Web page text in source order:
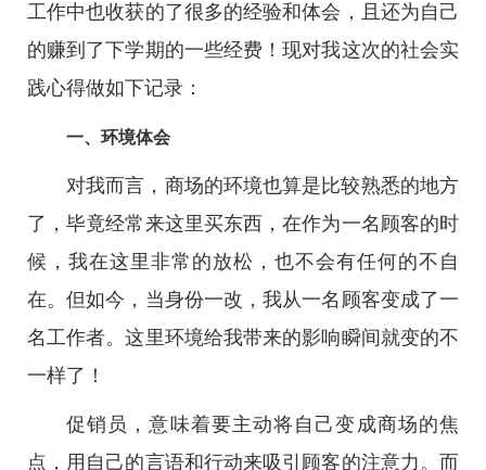
工作中也收获的了很多的经验和体会，且还为自己
的赚到了下学期的一些经费！现对我这次的社会实
践心得做如下记录：
一、环境体会
对我而言，商场的环境也算是比较熟悉的地方
了，毕竟经常来这里买东西，在作为一名顾客的时
候，我在这里非常的放松，也不会有任何的不自
在。但如今，当身份一改，我从一名顾客变成了一
名工作者。这里环境给我带来的影响瞬间就变的不
一样了！
促销员，意味着要主动将自己变成商场的焦
点，用自己的言语和行动来吸引顾客的注意力。而